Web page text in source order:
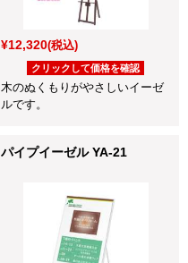
¥12,320(税込)
クリックして価格を確認
木のぬくもりがやさしいイーゼ
ルです。
パイプイーゼル YA-21